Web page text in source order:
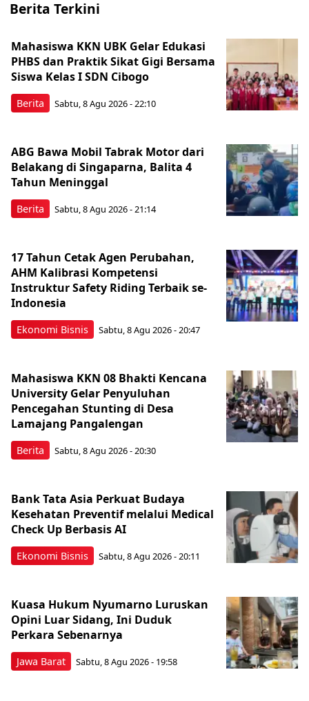
Berita Terkini
Berita
Mahasiswa KKN UBK Gelar Edukasi
PHBS dan Praktik Sikat Gigi Bersama
Siswa Kelas I SDN Cibogo
Sabtu, 8 Agu 2026 - 22:10
Berita
ABG Bawa Mobil Tabrak Motor dari
Belakang di Singaparna, Balita 4
Tahun Meninggal
Sabtu, 8 Agu 2026 - 21:14
Ekonomi Bisnis
17 Tahun Cetak Agen Perubahan,
AHM Kalibrasi Kompetensi
Instruktur Safety Riding Terbaik se-
Indonesia
Sabtu, 8 Agu 2026 - 20:47
Berita
Mahasiswa KKN 08 Bhakti Kencana
University Gelar Penyuluhan
Pencegahan Stunting di Desa
Lamajang Pangalengan
Sabtu, 8 Agu 2026 - 20:30
Ekonomi Bisnis
Bank Tata Asia Perkuat Budaya
Kesehatan Preventif melalui Medical
Check Up Berbasis AI
Sabtu, 8 Agu 2026 - 20:11
Jawa Barat
Kuasa Hukum Nyumarno Luruskan
Opini Luar Sidang, Ini Duduk
Perkara Sebenarnya ​
Sabtu, 8 Agu 2026 - 19:58